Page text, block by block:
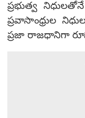
ప్రభుత్వ
ప్రవాసాంధ్రుల
ప్రజా రాజధానిగా